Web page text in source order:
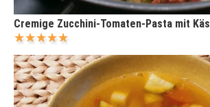
Cremige Zucchini-Tomaten-Pasta mit